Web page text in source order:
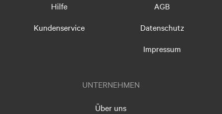
Hilfe
Kundenservice
AGB
Datenschutz
Impressum
UNTERNEHMEN
Über uns